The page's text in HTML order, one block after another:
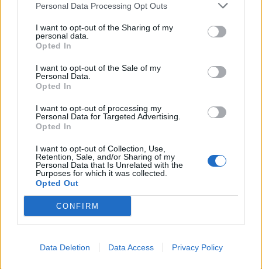
Personal Data Processing Opt Outs
I want to opt-out of the Sharing of my
personal data.
Opted In
I want to opt-out of the Sale of my
Personal Data.
Opted In
I want to opt-out of processing my
Personal Data for Targeted Advertising.
Opted In
I want to opt-out of Collection, Use,
Retention, Sale, and/or Sharing of my
Personal Data that Is Unrelated with the
Purposes for which it was collected.
Opted Out
CONFIRM
Data Deletion Data Access Privacy Policy
Esim for Global| Esim for Europe|Esim for Caribbean
|Esim for Germany
for Asia|Esim for World Cup 2026
Emirates|Esim for Balkans|Esim for Morocco|